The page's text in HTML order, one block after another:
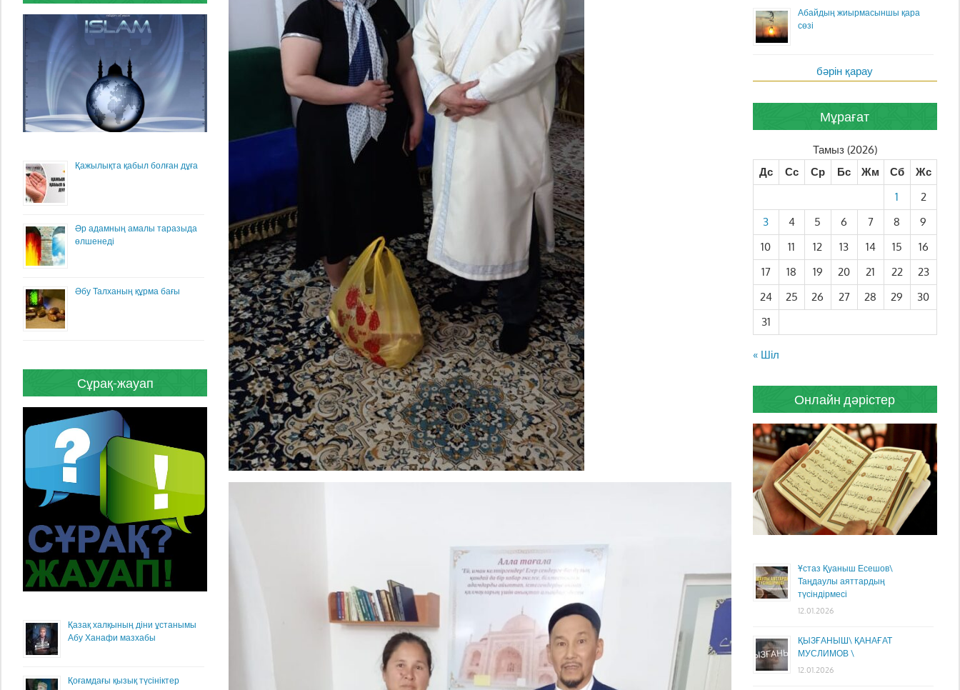
Қажылықта қабыл болған дұға
Әр адамның амалы таразыда
өлшенеді
Әбу Талханың құрма бағы
Сұрақ-жауап
Қазақ халқының діни ұстанымы
Абу Ханафи мазхабы
Қоғамдағы қызық түсініктер
Абайдың жиырмасыншы қара
сөзі
бәрін қарау
Мұрағат
Тамыз (2026)
Дс
Сс Ср Бс Жм Сб
Жс
1
2
3
4 5 6 7 8
9
10
11 12 13 14 15
16
17
18 19 20 21 22
23
24
25 26 27 28 29
30
31
« Шіл
Онлайн дәрістер
Ұстаз Қуаныш Есешов\
Таңдаулы аяттардың
түсіндірмесі
12.01.2026
ҚЫЗҒАНЫШ\ ҚАНАҒАТ
МУСЛИМОВ \
12.01.2026